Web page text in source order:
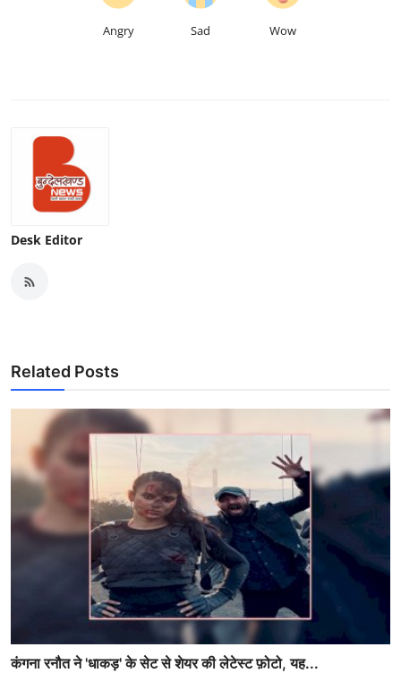
Angry Sad Wow
Desk Editor
Related Posts
कंगना रनौत ने 'धाकड़' के सेट से शेयर की लेटेस्ट फ़ोटो, यह...